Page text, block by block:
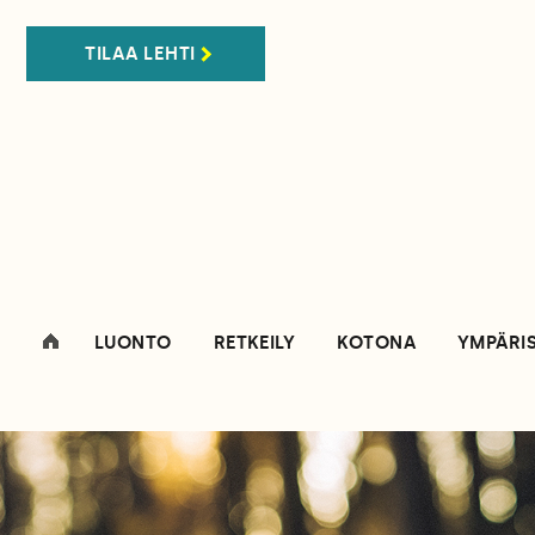
TILAA LEHTI
LUONTO RETKEILY KOTONA